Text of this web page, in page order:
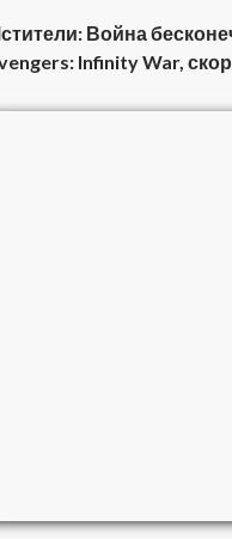
Война
Infinity War,